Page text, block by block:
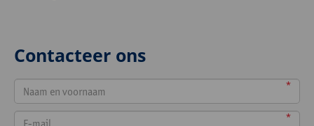
Contacteer ons
*
*